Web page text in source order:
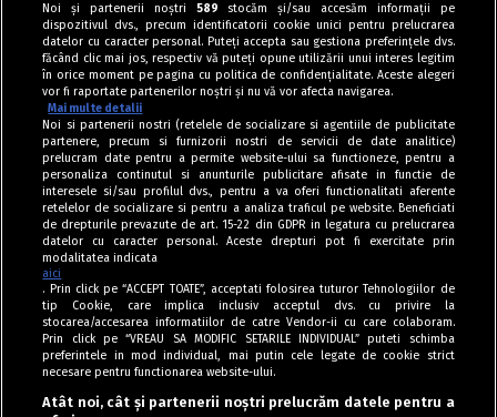
Tag index
Program Antena 1
Noi și partenerii noștri 589 stocăm și/sau accesăm informații pe
dispozitivul dvs., precum identificatorii cookie unici pentru prelucrarea
datelor cu caracter personal. Puteți accepta sau gestiona preferințele dvs.
făcând clic mai jos, respectiv vă puteți opune utilizării unui interes legitim
în orice moment pe pagina cu politica de confidențialitate. Aceste alegeri
vor fi raportate partenerilor noștri și nu vă vor afecta navigarea.
Mai multe detalii
Noi si partenerii nostri (retelele de socializare si agentiile de publicitate
partenere, precum si furnizorii nostri de servicii de date analitice)
prelucram date pentru a permite website-ului sa functioneze, pentru a
personaliza continutul si anunturile publicitare afisate in functie de
interesele si/sau profilul dvs., pentru a va oferi functionalitati aferente
retelelor de socializare si pentru a analiza traficul pe website. Beneficiati
de drepturile prevazute de art. 15-22 din GDPR in legatura cu prelucrarea
datelor cu caracter personal. Aceste drepturi pot fi exercitate prin
modalitatea indicata
aici
. Prin click pe “ACCEPT TOATE”, acceptati folosirea tuturor Tehnologiilor de
tip Cookie, care implica inclusiv acceptul dvs. cu privire la
stocarea/accesarea informatiilor de catre Vendor-ii cu care colaboram.
Prin click pe “VREAU SA MODIFIC SETARILE INDIVIDUAL” puteti schimba
preferintele in mod individual, mai putin cele legate de cookie strict
necesare pentru functionarea website-ului.
Atât noi, cât și partenerii noștri prelucrăm datele pentru a